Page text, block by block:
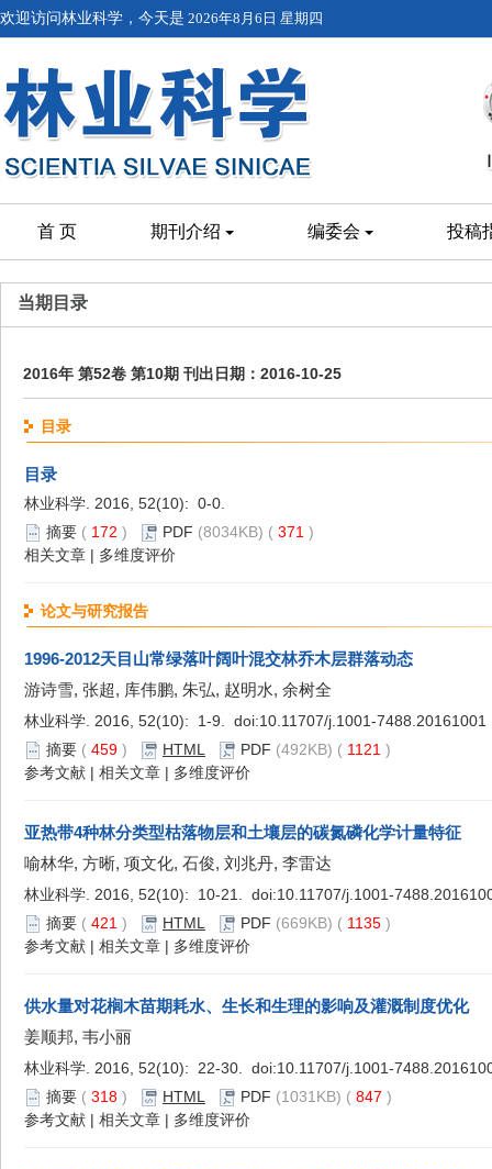
欢迎访问林业科学，今天是 2026年8月6日 星期四
首 页 期刊介绍 编委会 投稿
当期目录
2016年 第52卷 第10期 刊出日期：2016-10-25
目录
目录
林业科学. 2016, 52(10): 0-0.
摘要 ( 172 ) PDF (8034KB) ( 371 )
相关文章 | 多维度评价
论文与研究报告
1996-2012天目山常绿落叶阔叶混交林乔木层群落动态
游诗雪, 张超, 库伟鹏, 朱弘, 赵明水, 余树全
林业科学. 2016, 52(10): 1-9. doi:10.11707/j.1001-7488.20161001
摘要 ( 459 ) HTML PDF (492KB) ( 1121 )
参考文献 | 相关文章 | 多维度评价
亚热带4种林分类型枯落物层和土壤层的碳氮磷化学计量特征
喻林华, 方晰, 项文化, 石俊, 刘兆丹, 李雷达
林业科学. 2016, 52(10): 10-21. doi:10.11707/j.1001-
摘要 ( 421 ) HTML PDF (669KB) ( 1135 )
参考文献 | 相关文章 | 多维度评价
供水量对花榈木苗期耗水、生长和生理的影响及灌溉制度优化
姜顺邦, 韦小丽
林业科学. 2016, 52(10): 22-30. doi:10.11707/j.1001-
摘要 ( 318 ) HTML PDF (1031KB) ( 847 )
参考文献 | 相关文章 | 多维度评价